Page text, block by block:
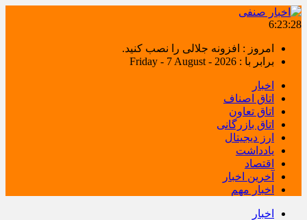
6:23:28
امروز : افزونه جلالی را نصب کنید.
برابر با : Friday - 7 August - 2026
اخبار
اتاق اصناف
اتاق تعاون
اتاق بازرگانی
ارز دیجیتال
یادداشت
اقتصاد
آخرین اخبار
اخبار مهم
اخبار